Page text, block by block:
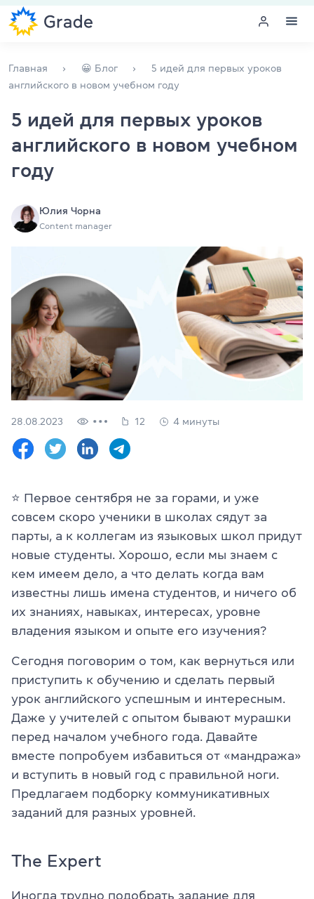
Обучение для преподавателей
Английский для компаний
Подготовка к экзаменам
Больше о нас
Проверитьсвой уровень
Оставить заявку
Язык сайта RU
(063) 580 11 00
(098) 580 11 00
г. Киев, метро Золотые Ворота, ул. Ярославов Вал, 13/2-б,
Главная 😀 Блог
5 идей для первых уроков
английского в новом учебном году
5 идей для первых уроков
английского в новом учебном
году
Юлия Чорна
Content manager
28.08.2023 12 4 минуты
⭐️ Первое сентября не за горами, и уже
совсем скоро ученики в школах сядут за
парты, а к коллегам из языковых школ придут
новые студенты. Хорошо, если мы знаем с
кем имеем дело, а что делать когда вам
известны лишь имена студентов, и ничего об
их знаниях, навыках, интересах, уровне
владения языком и опыте его изучения?
Сегодня поговорим о том, как вернуться или
приступить к обучению и сделать первый
урок английского успешным и интересным.
Даже у учителей с опытом бывают мурашки
перед началом учебного года. Давайте
вместе попробуем избавиться от «мандража»
и вступить в новый год с правильной ноги.
Предлагаем подборку коммуникативных
заданий для разных уровней.
The Expert
Иногда трудно подобрать задание для